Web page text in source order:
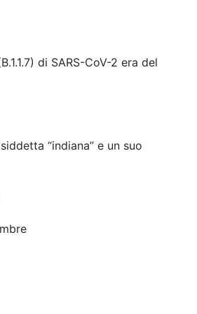
di SARS-CoV-2 era del
“indiana” e un suo